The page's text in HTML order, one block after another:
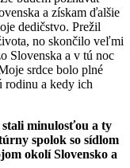
a získam ďalšie
dedičstvo. Prežil
no skončilo veľmi
Slovenska a v tú noc
srdce bolo plné
rodinu a kedy ich
minulosťou a ty
spolok so sídlom
okolí Slovensko a